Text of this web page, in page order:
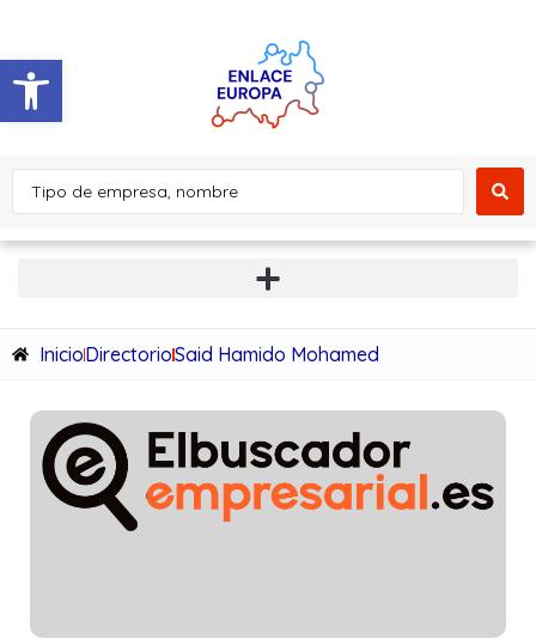
Abrir barra de herramientas
InicioDirectorioSaid Hamido Mohamed